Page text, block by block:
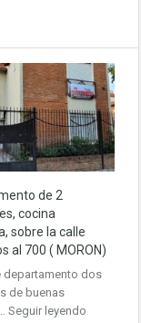
de 2
cocina
sobre la calle
al 700 ( MORON)
departamento dos
de buenas
Seguir leyendo